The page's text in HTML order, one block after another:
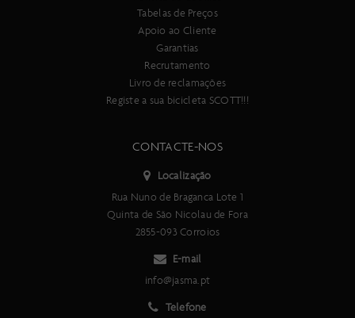
Tabelas de Preços
Apoio ao Cliente
Garantias
Recrutamento
Livro de reclamações
Registe a sua bicicleta SCOTT!!!
CONTACTE-NOS
Localização
Rua Nuno de Braganca Lote 1
Quinta de São Nicolau de Fora
2855-093 Corroios
E-mail
info@jasma.pt
Telefone